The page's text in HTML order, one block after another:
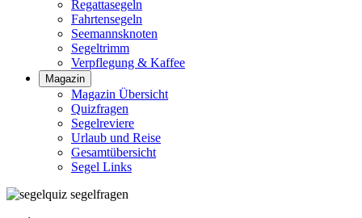
Regattasegeln
Fahrtensegeln
Seemannsknoten
Segeltrimm
Verpflegung & Kaffee
Magazin
Magazin Übersicht
Quizfragen
Segelreviere
Urlaub und Reise
Gesamtübersicht
Segel Links